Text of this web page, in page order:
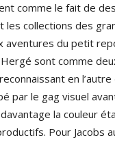
comme le fait de
les collections des
aventures du petit
sont comme
en
par le gag visuel
la couleur
Pour Jacobs